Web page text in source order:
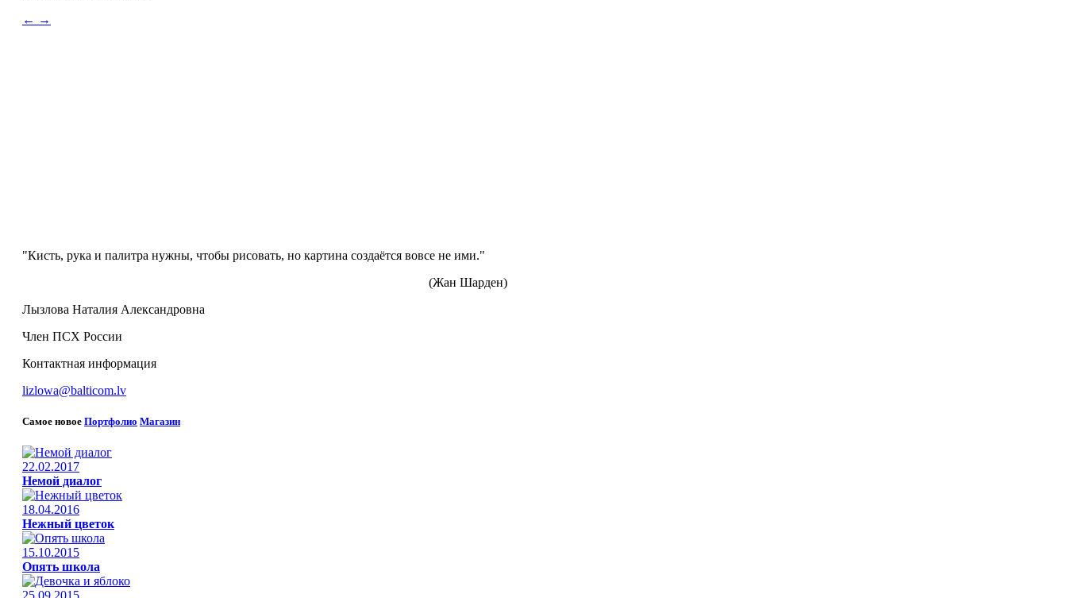
← →
"Кисть, рука и палитра нужны, чтобы рисовать, но картина создаётся вовсе не ими."
(Жан Шарден)
Лызлова Наталия Александровна
Член ПСХ России
Контактная информация
lizlowa@balticom.lv
Самое новое Портфолио Магазин
22.02.2017
Немой диалог
18.04.2016
Нежный цветок
15.10.2015
Опять школа
25.09.2015